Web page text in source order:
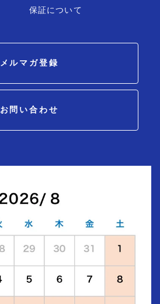
保証について
メルマガ登録
お問い合わせ